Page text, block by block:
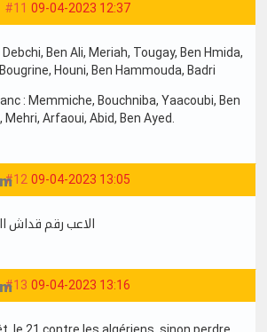
#11 09-04-2023 12:37
Ben Ali, Meriah, Tougay, Ben Hmida,
Houni, Ben Hammouda, Badri
: Memmiche, Bouchniba, Yaacoubi, Ben
Arfaoui, Abid, Ben Ayed.
#12 09-04-2023 13:05
الاعب رقم قداش
#13 09-04-2023 13:16